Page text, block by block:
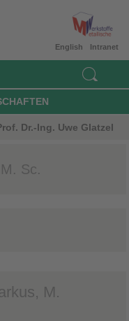
Intranet
English
Dr.-Ing. Uwe Glatzel
Sc.
M.